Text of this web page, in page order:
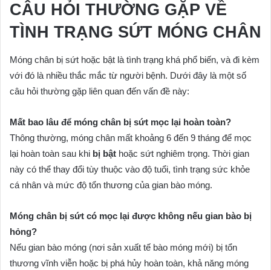
CÂU HỎI THƯỜNG GẶP VỀ
TÌNH TRẠNG SỨT MÓNG CHÂN
Móng chân bị sứt hoặc bật là tình trạng khá phổ biến, và đi kèm
với đó là nhiều thắc mắc từ người bệnh. Dưới đây là một số
câu hỏi thường gặp liên quan đến vấn đề này:
Mất bao lâu để móng chân bị sứt mọc lại hoàn toàn?
Thông thường, móng chân mất khoảng 6 đến 9 tháng để mọc
lại hoàn toàn sau khi bị bật hoặc sứt nghiêm trọng. Thời gian
này có thể thay đổi tùy thuộc vào độ tuổi, tình trạng sức khỏe
cá nhân và mức độ tổn thương của gian bào móng.
Móng chân bị sứt có mọc lại được không nếu gian bào bị
hỏng?
Nếu gian bào móng (nơi sản xuất tế bào móng mới) bị tổn
thương vĩnh viễn hoặc bị phá hủy hoàn toàn, khả năng móng